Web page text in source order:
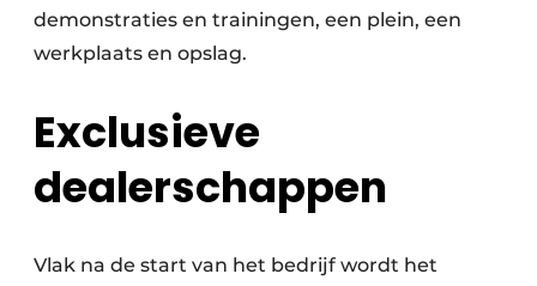
demonstraties en trainingen, een plein, een
werkplaats en opslag.
Exclusieve
dealerschappen
Vlak na de start van het bedrijf wordt het